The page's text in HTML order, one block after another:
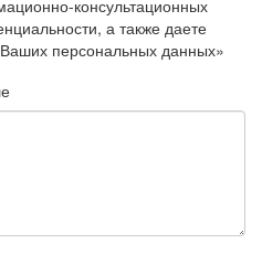
консультационных
а также даете
персональных данных»